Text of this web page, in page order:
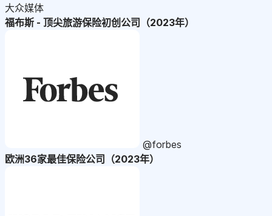
大众媒体
福布斯 - 顶尖旅游保险初创公司（2023年）
@forbes
欧洲36家最佳保险公司（2023年）